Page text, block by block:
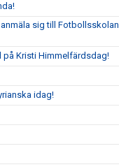
sig till Fotbollsskolan
på Kristi Himmelfärdsdag!
idag!